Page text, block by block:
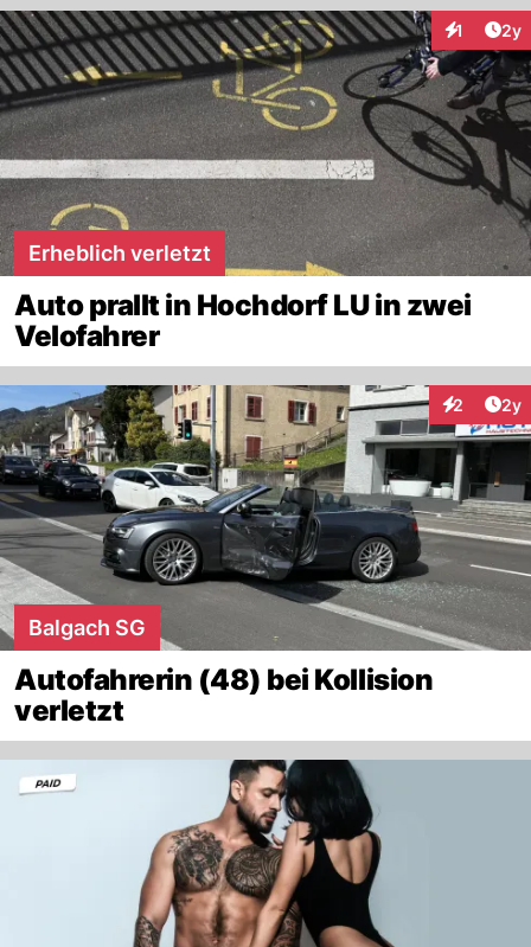
1 2y
Erheblich verletzt
Auto prallt in Hochdorf LU in zwei
Velofahrer
2 2y
Balgach SG
Autofahrerin (48) bei Kollision
verletzt